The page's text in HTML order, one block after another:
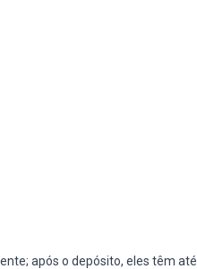
após o depósito, eles têm até